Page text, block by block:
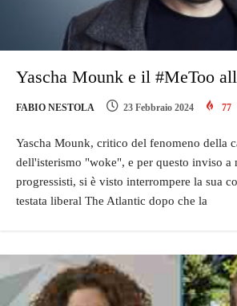
Yascha Mounk e il #MeToo
FABIO NESTOLA 23 Febbraio 2024 77
Yascha Mounk, critico del fenomeno della
dell'isterismo "woke", e per questo inviso a
progressisti, si è visto interrompere la sua
testata liberal The Atlantic dopo che la